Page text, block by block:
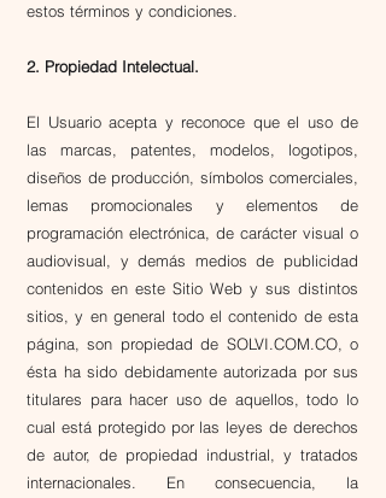
estos términos y condiciones.
2. Propiedad Intelectual.
El Usuario acepta y reconoce que el uso de
las marcas, patentes, modelos, logotipos,
diseños de producción, símbolos comerciales,
lemas promocionales y elementos de
programación electrónica, de carácter visual o
audiovisual, y demás medios de publicidad
contenidos en este Sitio Web y sus distintos
sitios, y en general todo el contenido de esta
página, son propiedad de SOLVI.COM.CO, o
ésta ha sido debidamente autorizada por sus
titulares para hacer uso de aquellos, todo lo
cual está protegido por las leyes de derechos
de autor, de propiedad industrial, y tratados
internacionales. En consecuencia, la